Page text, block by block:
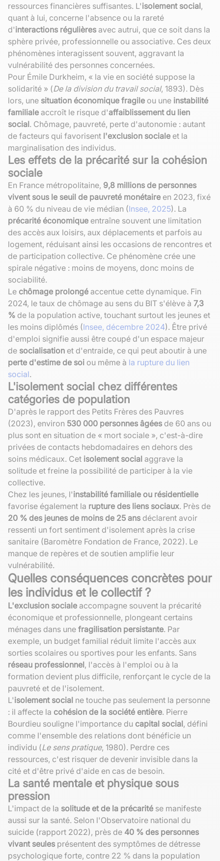
ressources financières suffisantes. L'isolement social,
quant à lui, concerne l'absence ou la rareté
d'interactions régulières avec autrui, que ce soit dans la
sphère privée, professionnelle ou associative. Ces deux
phénomènes interagissent souvent, aggravant la
vulnérabilité des personnes concernées.
Pour Émile Durkheim, « la vie en société suppose la
solidarité » (De la division du travail social, 1893). Dès
lors, une situation économique fragile ou une instabilité
familiale accroît le risque d'affaiblissement du lien
social. Chômage, pauvreté, perte d'autonomie : autant
de facteurs qui favorisent l'exclusion sociale et la
marginalisation des individus.
Les effets de la précarité sur la cohésion
sociale
En France métropolitaine, 9,8 millions de personnes
vivent sous le seuil de pauvreté monétaire en 2023, fixé
à 60 % du niveau de vie médian (Insee, 2025). La
précarité économique entraîne souvent une limitation
des accès aux loisirs, aux déplacements et parfois au
logement, réduisant ainsi les occasions de rencontres et
de participation collective. Ce phénomène crée une
spirale négative : moins de moyens, donc moins de
sociabilité.
Le chômage prolongé accentue cette dynamique. Fin
2024, le taux de chômage au sens du BIT s'élève à 7,3
% de la population active, touchant surtout les jeunes et
les moins diplômés (Insee, décembre 2024). Être privé
d'emploi signifie aussi être coupé d'un espace majeur
de socialisation et d'entraide, ce qui peut aboutir à une
perte d'estime de soi ou même à la rupture du lien
social.
L'isolement social chez différentes
catégories de population
D'après le rapport des Petits Frères des Pauvres
(2023), environ 530 000 personnes âgées de 60 ans ou
plus sont en situation de « mort sociale », c'est-à-dire
privées de contacts hebdomadaires en dehors des
soins médicaux. Cet isolement social aggrave la
solitude et freine la possibilité de participer à la vie
collective.
Chez les jeunes, l'instabilité familiale ou résidentielle
favorise également la rupture des liens sociaux. Près de
20 % des jeunes de moins de 25 ans déclarent avoir
ressenti un fort sentiment d'isolement après la crise
sanitaire (Baromètre Fondation de France, 2022). Le
manque de repères et de soutien amplifie leur
vulnérabilité.
Quelles conséquences concrètes pour
les individus et le collectif ?
L'exclusion sociale accompagne souvent la précarité
économique et professionnelle, plongeant certains
ménages dans une fragilisation persistante. Par
exemple, un budget familial réduit limite l'accès aux
sorties scolaires ou sportives pour les enfants. Sans
réseau professionnel, l'accès à l'emploi ou à la
formation devient plus difficile, renforçant le cycle de la
pauvreté et de l'isolement.
L'isolement social ne touche pas seulement la personne
: il affecte la cohésion de la société entière. Pierre
Bourdieu souligne l'importance du capital social, défini
comme l'ensemble des relations dont bénéficie un
individu (Le sens pratique, 1980). Perdre ces
ressources, c'est risquer de devenir invisible dans la
cité et d'être privé d'aide en cas de besoin.
La santé mentale et physique sous
pression
L'impact de la solitude et de la précarité se manifeste
aussi sur la santé. Selon l'Observatoire national du
suicide (rapport 2022), près de 40 % des personnes
vivant seules présentent des symptômes de détresse
psychologique forte, contre 22 % dans la population